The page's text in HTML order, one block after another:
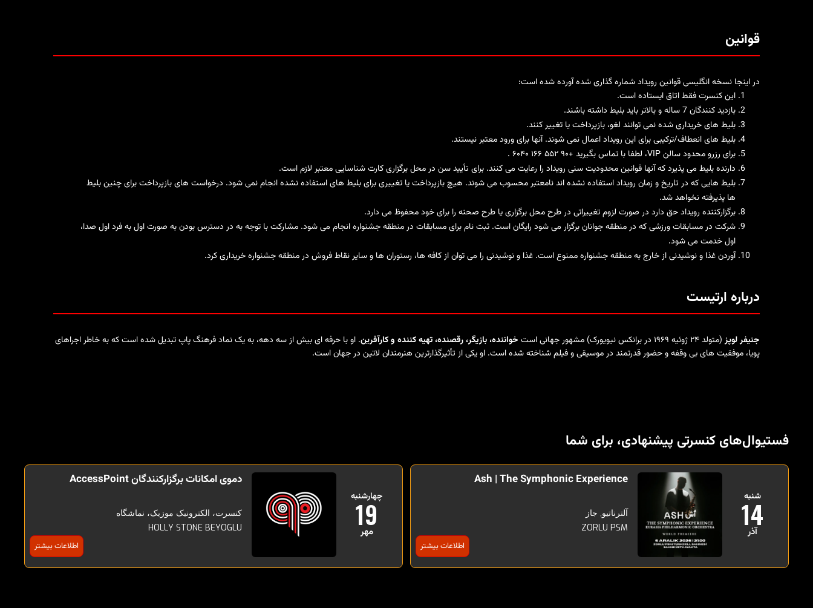
قوانین
در اینجا نسخه انگلیسی قوانین رویداد شماره گذاری شده آورده شده است:
این کنسرت فقط اتاق ایستاده است.
بازدید کنندگان 7 ساله و بالاتر باید بلیط داشته باشند.
بلیط های خریداری شده نمی توانند لغو، بازپرداخت یا تغییر کنند.
بلیط های انعطاف/ترکیبی برای این رویداد اعمال نمی شوند. آنها برای ورود معتبر نیستند.
برای رزرو محدود سالن VIP، لطفا با تماس بگیرید
+۹۰ ۵۵۲ ۱۶۶ ۶۰۴۰
.
دارنده بلیط می پذیرد که آنها قوانین محدودیت سنی رویداد را رعایت می کنند. برای تأیید سن در محل برگزاری کارت شناسایی معتبر لازم است.
بلیط هایی که در تاریخ و زمان رویداد استفاده نشده اند نامعتبر محسوب می شوند. هیچ بازپرداخت یا تغییری برای بلیط های استفاده نشده انجام نمی شود. درخواست های بازپرداخت برای چنین بلیط
ها پذیرفته نخواهد شد.
برگزارکننده رویداد حق دارد در صورت لزوم تغییراتی در طرح محل برگزاری یا طرح صحنه را برای خود محفوظ می دارد.
شرکت در مسابقات ورزشی که در منطقه جوانان برگزار می شود رایگان است. ثبت نام برای مسابقات در منطقه جشنواره انجام می شود. مشارکت با توجه به در دسترس بودن به صورت اول به فرد اول صدا،
اول خدمت می شود.
آوردن غذا و نوشیدنی از خارج به منطقه جشنواره ممنوع است. غذا و نوشیدنی را می توان از کافه ها، رستوران ها و سایر نقاط فروش در منطقه جشنواره خریداری کرد.
درباره ارتیست
جنیفر لوپز(متولد ۲۴ ژوئیه ۱۹۶۹ در برانکس نیویورک) مشهور جهانی است خواننده، بازیگر، رقصنده، تهیه کننده و کارآفرین. او با حرفه ای بیش از سه دهه، به یک نماد فرهنگ پاپ تبدیل شده است که به خاطر اجراهای
پویا، موفقیت های بی وقفه و حضور قدرتمند در موسیقی و فیلم شناخته شده است. او یکی از تأثیرگذارترین هنرمندان لاتین در جهان است.
فستیوال‌های کنسرتی پیشنهادی، برای شما
شنبه
14
آذر
Ash | The Symphonic Experience
آلترناتیو, جاز
ZORLU PSM
اطلاعات بیشتر
چهارشنبه
19
مهر
دموی امکانات برگزارکنندگان AccessPoint
کنسرت، الکترونیک موزیک، نماشگاه
HOLLY STONE BEYOGLU
اطلاعات بیشتر